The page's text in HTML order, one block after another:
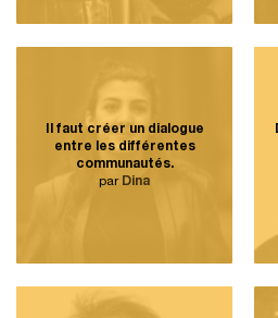
Il faut créer un dialogue
entre les différentes
communautés.
par Dina